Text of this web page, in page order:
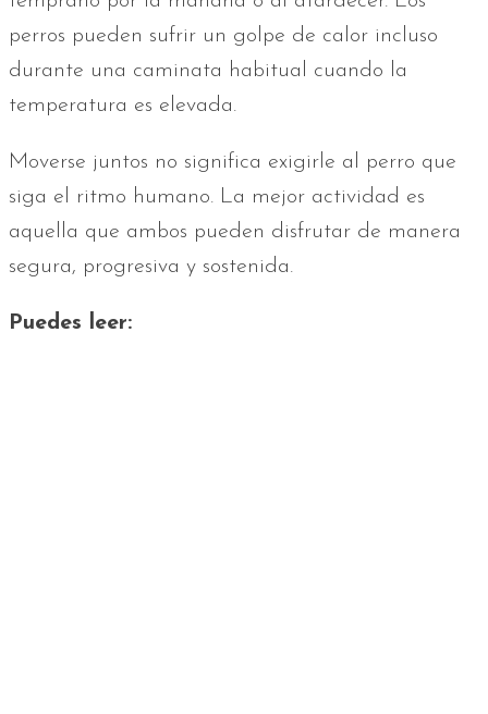
perros pueden sufrir un golpe de calor incluso
durante una caminata habitual cuando la
temperatura es elevada.
Moverse juntos no significa exigirle al perro que
siga el ritmo humano. La mejor actividad es
aquella que ambos pueden disfrutar de manera
segura, progresiva y sostenida.
Puedes leer: